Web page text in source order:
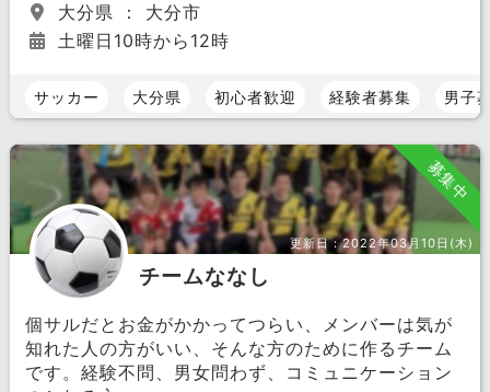
大分県 ： 大分市
土曜日10時から12時
サッカー 大分県 初心者歓迎 経験者募集 男子
募集中
更新日：2022年03月10日(木)
チームななし
個サルだとお金がかかってつらい、メンバーは気が
知れた人の方がいい、そんな方のために作るチーム
です。経験不問、男女問わず、コミュニケーション